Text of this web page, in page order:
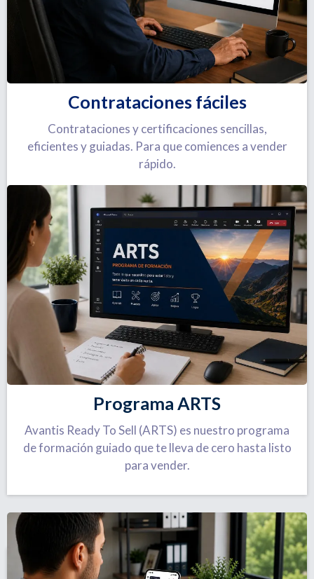
Contrataciones fáciles
Contrataciones y certificaciones sencillas,
eficientes y guiadas. Para que comiences a vender
rápido.
Programa ARTS
Avantis Ready To Sell (ARTS) es nuestro programa
de formación guiado que te lleva de cero hasta listo
para vender.